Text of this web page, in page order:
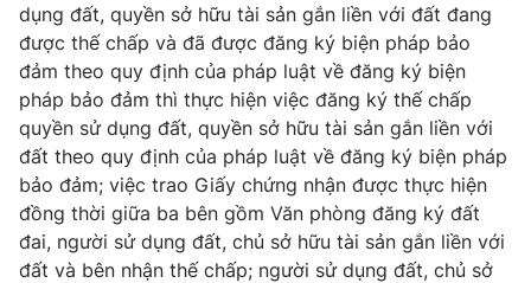
dụng đất, quyền sở hữu tài sản gắn liền với đất đang
được thế chấp và đã được đăng ký biện pháp bảo
đảm theo quy định của pháp luật về đăng ký biện
pháp bảo đảm thì thực hiện việc đăng ký thế chấp
quyền sử dụng đất, quyền sở hữu tài sản gắn liền với
đất theo quy định của pháp luật về đăng ký biện pháp
bảo đảm; việc trao Giấy chứng nhận được thực hiện
đồng thời giữa ba bên gồm Văn phòng đăng ký đất
đai, người sử dụng đất, chủ sở hữu tài sản gắn liền với
đất và bên nhận thế chấp; người sử dụng đất, chủ sở